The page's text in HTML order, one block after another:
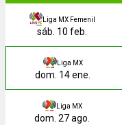
Liga MX Femenil
sáb. 10 feb.
Liga MX
dom. 14 ene.
Liga MX
dom. 27 ago.